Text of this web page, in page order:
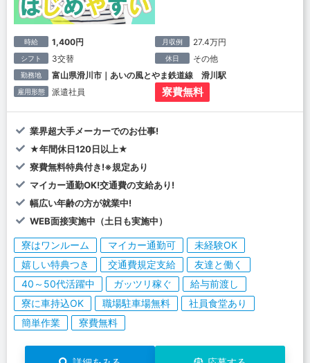
時給 1,400円 月収例 27.4万円
シフト 3交替 休日 その他
勤務地 富山県滑川市｜あいの風とやま鉄道線 滑川駅
雇用形態 派遣社員 寮費無料
業界超大手メーカーでのお仕事!
★年間休日120日以上★
寮費無料特典付き!※規定あり
マイカー通勤OK!交通費の支給あり!
幅広い年齢の方が就業中!
WEB面接実施中（土日も実施中）
寮はワンルーム マイカー通勤可
未経験OK
嬉しい特典つき
交通費規定支給
友達と働く
40～50代活躍中
ガッツリ稼ぐ
給与前渡し
寮に車持込OK
職場駐車場無料
社員食堂あり
簡単作業
寮費無料